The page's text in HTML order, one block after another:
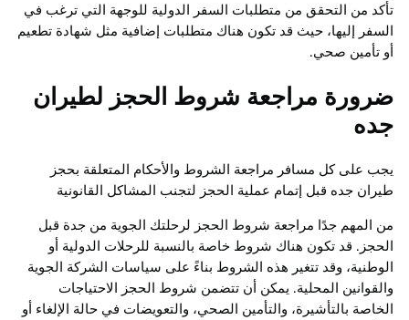
تأكد من التحقق من متطلبات السفر الدولية للوجهة التي ترغب في
السفر إليها، حيث قد تكون هناك متطلبات إضافية مثل شهادة تطعيم
أو تأمين صحي.
ضرورة مراجعة شروط الحجز لطيران
جده
يجب على كل مسافر مراجعة الشروط والأحكام المتعلقة بحجز
طيران جده قبل إتمام عملية الحجز لتجنب المشاكل القانونية
من المهم جدًا مراجعة شروط الحجز لرحلتك الجوية من جدة قبل
الحجز. قد تكون هناك شروط خاصة بالنسبة للرحلات الدولية أو
الوطنية، وقد تتغير هذه الشروط بناءً على سياسات الشركة الجوية
والقوانين المحلية. يمكن أن تتضمن شروط الحجز الاحتياجات
الخاصة بالتأشيرة، والتأمين الصحي، والتعويضات في حالة الإلغاء أو